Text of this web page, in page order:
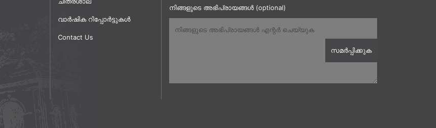
വാർഷിക റിപ്പോർട്ടുകൾ
Contact Us
നിങ്ങളുടെ അഭിപ്രായങ്ങൾ (optional)